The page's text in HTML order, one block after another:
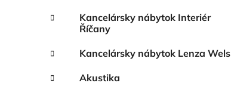
Kancelársky nábytok Interiér
Říčany
Kancelársky nábytok Lenza Wels
Akustika